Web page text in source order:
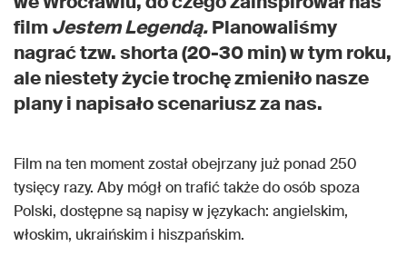
filmJestem Legendą.Planowaliśmy
nagrać tzw. shorta (20-30 min) w tym roku,
ale niestety życie trochę zmieniło nasze
plany i napisało scenariusz za nas.
Film na ten moment został obejrzany już ponad 250
tysięcy razy. Aby mógł on trafić także do osób spoza
Polski, dostępne są napisy w językach: angielskim,
włoskim, ukraińskim i hiszpańskim.